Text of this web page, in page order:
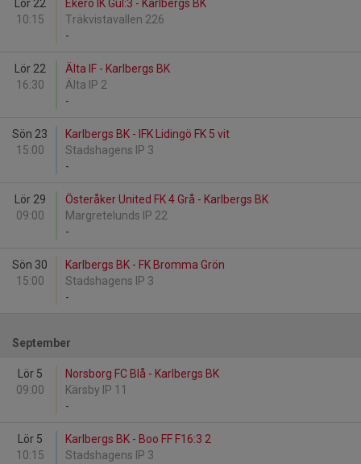
Lör 22
10:15
Ekerö IK Gul:3 - Karlbergs BK
Träkvistavallen 226
-
Lör 22
16:30
Älta IF - Karlbergs BK
Älta IP 2
-
Sön 23
15:00
Karlbergs BK - IFK Lidingö FK 5 vit
Stadshagens IP 3
-
Lör 29
09:00
Österåker United FK 4 Grå - Karlbergs BK
Margretelunds IP 22
-
Sön 30
15:00
Karlbergs BK - FK Bromma Grön
Stadshagens IP 3
-
September
Lör 5
09:00
Norsborg FC Blå - Karlbergs BK
Kärsby IP 11
-
Lör 5
10:15
Karlbergs BK - Boo FF F16:3 2
Stadshagens IP 3